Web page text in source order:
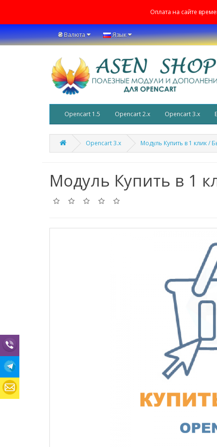
Оплата на сайте
₴Валюта Язык
Opencart 1.5 Opencart 2.x Opencart 3.x
Opencart 3.x Модуль Купить в 1 клик /
Модуль Купить в 1